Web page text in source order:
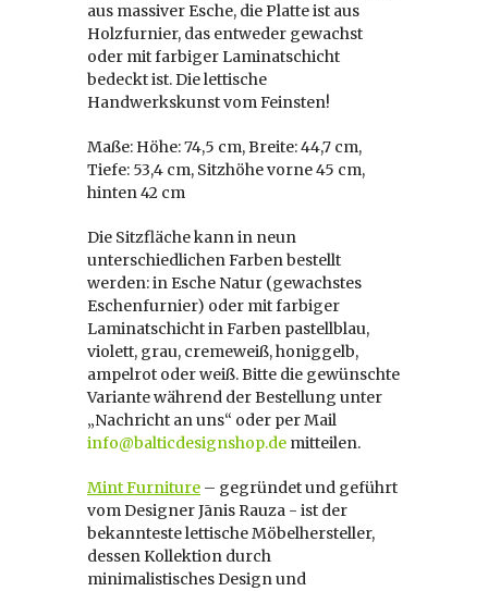
aus massiver Esche, die Platte ist aus
Holzfurnier, das entweder gewachst
oder mit farbiger Laminatschicht
bedeckt ist. Die lettische
Handwerkskunst vom Feinsten!
Maße: Höhe: 74,5 cm, Breite: 44,7 cm,
Tiefe: 53,4 cm, Sitzhöhe vorne 45 cm,
hinten 42 cm
Die Sitzfläche kann in neun
unterschiedlichen Farben bestellt
werden: in Esche Natur (gewachstes
Eschenfurnier) oder mit farbiger
Laminatschicht in Farben pastellblau,
violett, grau, cremeweiß, honiggelb,
ampelrot oder weiß. Bitte die gewünschte
Variante während der Bestellung unter
„Nachricht an uns“ oder per Mail
info@balticdesignshop.de mitteilen.
Mint Furniture – gegründet und geführt
vom Designer Jānis Rauza - ist der
bekannteste lettische Möbelhersteller,
dessen Kollektion durch
minimalistisches Design und